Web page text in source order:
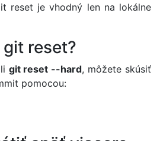
reset je vhodný len na lokálne
reset?
git reset --hard, môžete skúsiť
pomocou: